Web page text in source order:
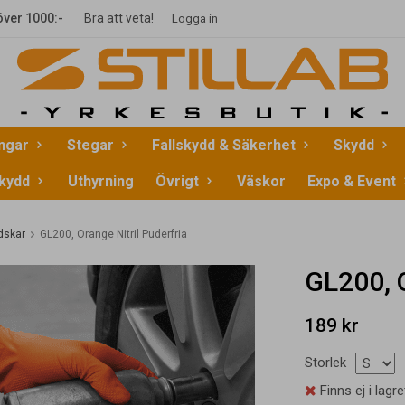
1000:- Bra att veta! Logga in
Stegar Fallskydd & Säkerhet Skydd
Uthyrning Övrigt Väskor Expo & Event
GL200, Orange Nitril Puderfria
GL200,
189 kr
Storlek
Finns ej i